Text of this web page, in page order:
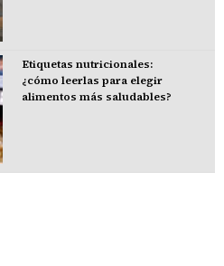
Etiquetas nutricionales:
¿cómo leerlas para elegir
alimentos más saludables?